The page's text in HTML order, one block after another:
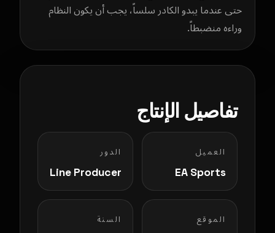
حتى عندما يبدو الكادر سلساً، يجب أن يكون النظام
وراءه منضبطاً.
تفاصيل الإنتاج
العميل
EA Sports
الدور
Line Producer
الموقع السنة